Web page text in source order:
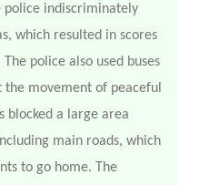
police indiscriminately
which resulted in scores
police also used buses
movement of peaceful
blocked a large area
main roads, which
to go home. The